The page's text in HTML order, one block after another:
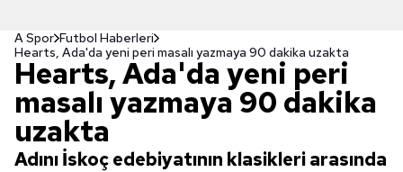
A Spor Futbol Haberleri
Hearts, Ada'da yeni peri masalı yazmaya 90 dakika uzakta
Hearts, Ada'da yeni peri
masalı yazmaya 90 dakika
uzakta
Adını İskoç edebiyatının klasikleri arasında